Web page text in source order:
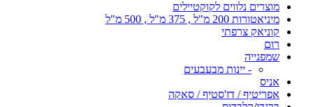
מוצרים נלווים לקוקטיילים
מיניאטורות 200 מ"ל , 375 מ"ל , 500 מ"ל
קוניאק צרפתי
רום
שמפנייה
- יינות מבעבעים
אניס
אפריטיף / דז'סטיף / סאקה